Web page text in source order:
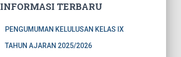
n
INFORMASI TERBARU
PENGUMUMAN KELULUSAN KELAS IX
TAHUN AJARAN 2025/2026